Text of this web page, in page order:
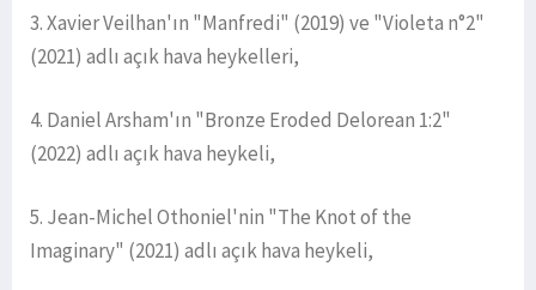
3. Xavier Veilhan'ın "Manfredi" (2019) ve "Violeta n°2"
(2021) adlı açık hava heykelleri,
4. Daniel Arsham'ın "Bronze Eroded Delorean 1:2"
(2022) adlı açık hava heykeli,
5. Jean-Michel Othoniel'nin "The Knot of the
Imaginary" (2021) adlı açık hava heykeli,